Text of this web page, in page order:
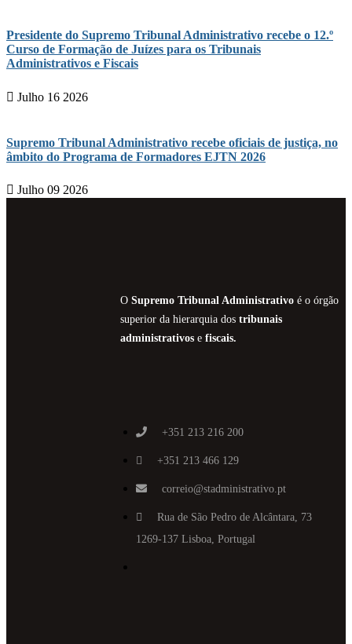
Presidente do Supremo Tribunal Administrativo recebe o 12.º
Curso de Formação de Juízes para os Tribunais
Administrativos e Fiscais
Julho 16 2026
Supremo Tribunal Administrativo recebe oficiais de justiça, no
âmbito do Programa de Formadores EJTN 2026
Julho 09 2026
O Supremo Tribunal Administrativoé o órgão
superior da hierarquia dos tribunais
administrativose fiscais.
+351 213 216 200
+351 213 466 129
correio@stadministrativo.pt
Rua de São Pedro de Alcântara, 73
1269-137 Lisboa, Portugal